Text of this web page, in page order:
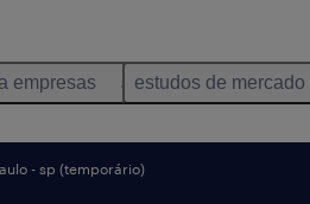
empresas estudos de mercado
- sp (temporário)